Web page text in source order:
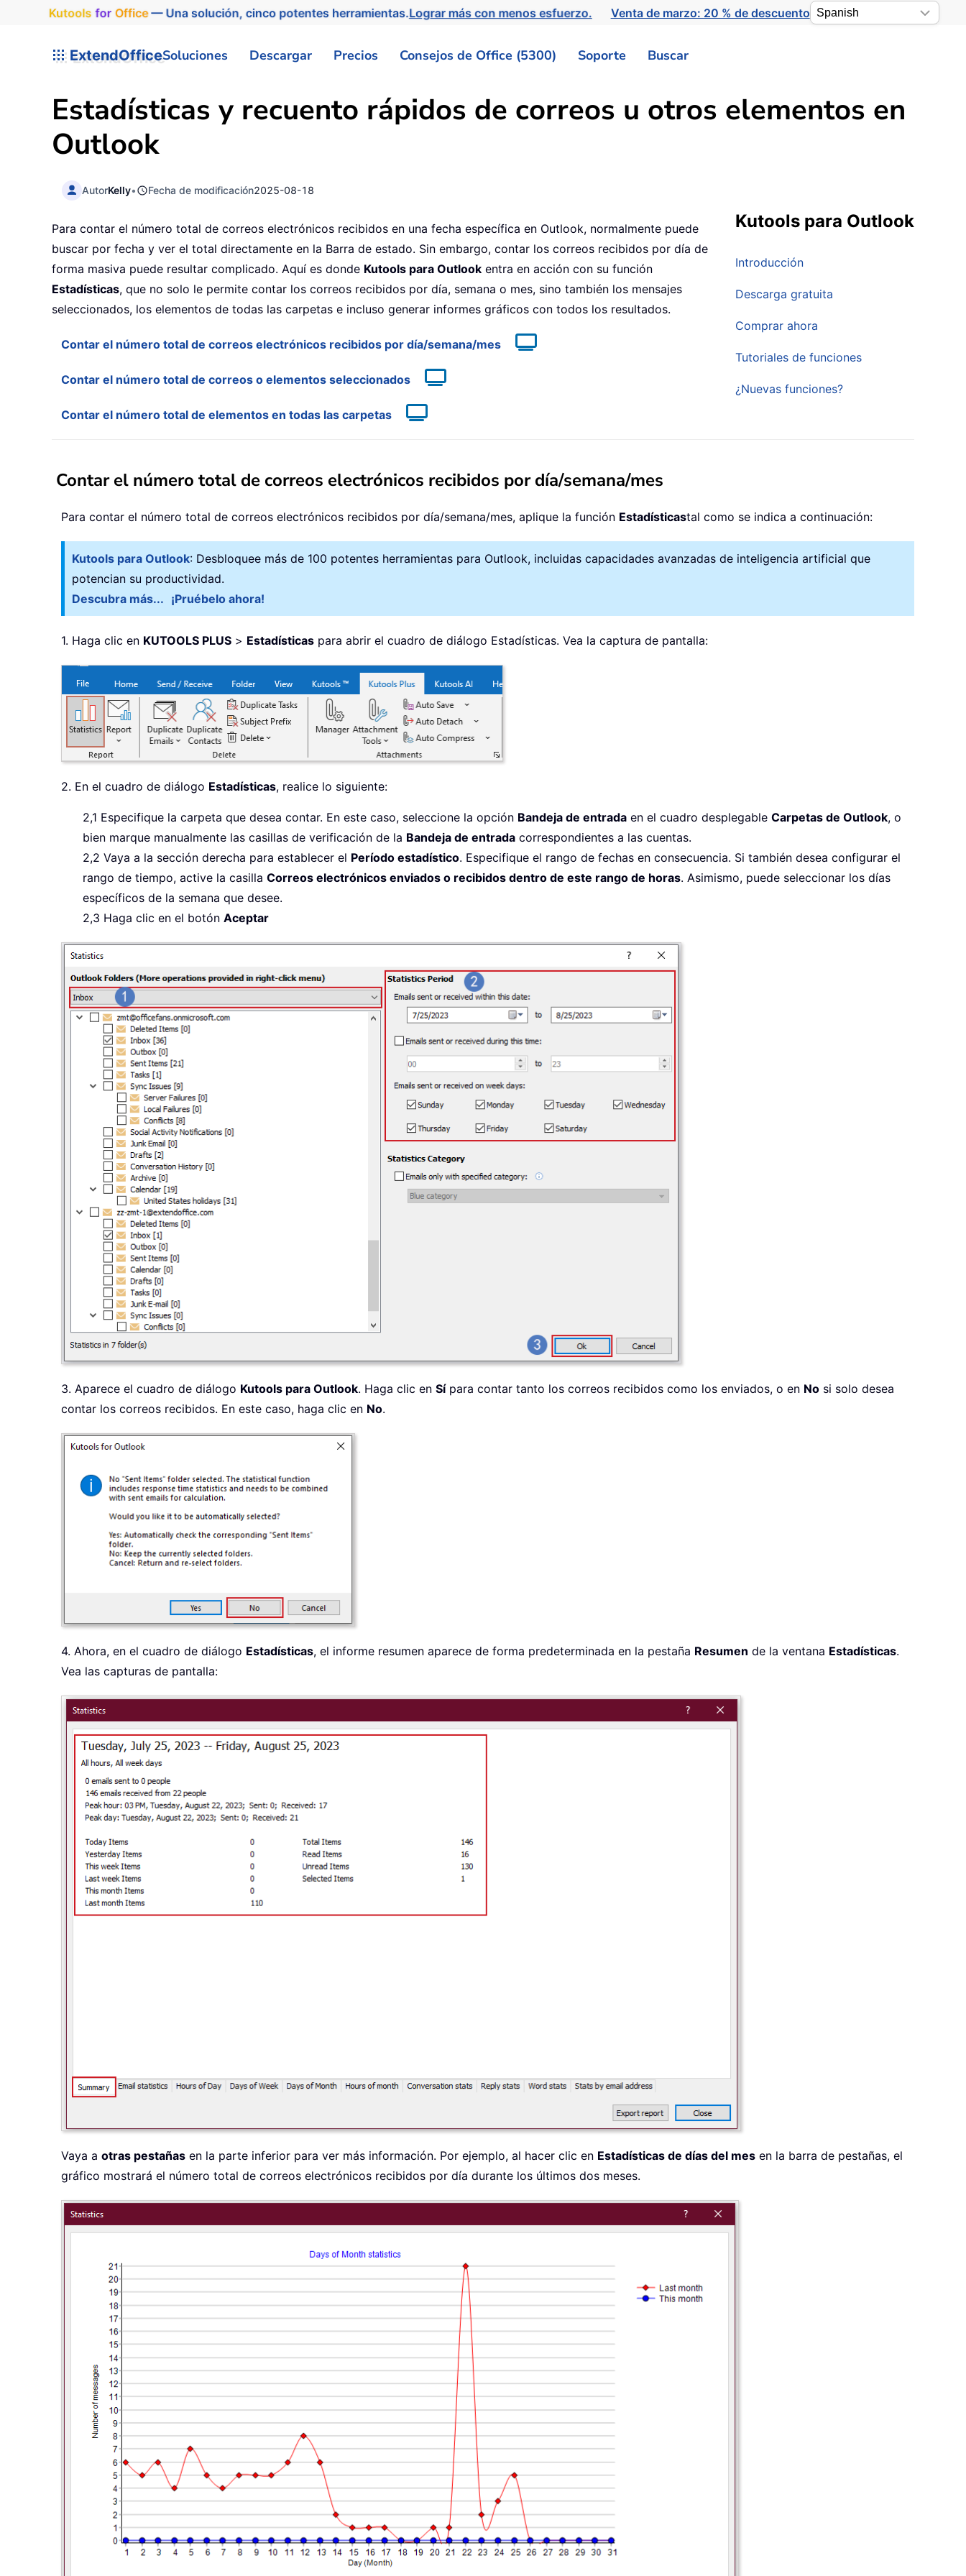
Kutools for Office— Una solución, cinco potentes herramientas.Lograr más con menos esfuerzo. Venta de marzo: 20 % de descuento
ExtendOfficeSoluciones Descargar Precios Consejos de Office (5300) Soporte Buscar
Estadísticas y recuento rápidos de correos u otros elementos en
Outlook
AutorKelly• Fecha de modificación2025-08-18
Kutools para Outlook
Introducción
Descarga gratuita
Comprar ahora
Tutoriales de funciones
¿Nuevas funciones?
Para contar el número total de correos electrónicos recibidos en una fecha específica en Outlook, normalmente puede
buscar por fecha y ver el total directamente en la Barra de estado. Sin embargo, contar los correos recibidos por día de
forma masiva puede resultar complicado. Aquí es donde Kutools para Outlook entra en acción con su función
Estadísticas, que no solo le permite contar los correos recibidos por día, semana o mes, sino también los mensajes
seleccionados, los elementos de todas las carpetas e incluso generar informes gráficos con todos los resultados.
Contar el número total de correos electrónicos recibidos por día/semana/mes
Contar el número total de correos o elementos seleccionados
Contar el número total de elementos en todas las carpetas
Contar el número total de correos electrónicos recibidos por día/semana/mes
Para contar el número total de correos electrónicos recibidos por día/semana/mes, aplique la función Estadísticastal como se indica a continuación:
Kutools para Outlook: Desbloquee más de 100 potentes herramientas para Outlook, incluidas capacidades avanzadas de inteligencia artificial que
potencian su productividad.
Descubra más... ¡Pruébelo ahora!
1. Haga clic en KUTOOLS PLUS > Estadísticas para abrir el cuadro de diálogo Estadísticas. Vea la captura de pantalla:
2. En el cuadro de diálogo Estadísticas, realice lo siguiente:
2,1 Especifique la carpeta que desea contar. En este caso, seleccione la opción Bandeja de entrada en el cuadro desplegable Carpetas de Outlook, o
bien marque manualmente las casillas de verificación de la Bandeja de entrada correspondientes a las cuentas.
2,2 Vaya a la sección derecha para establecer el Período estadístico. Especifique el rango de fechas en consecuencia. Si también desea configurar el
rango de tiempo, active la casilla Correos electrónicos enviados o recibidos dentro de este rango de horas. Asimismo, puede seleccionar los días
específicos de la semana que desee.
2,3 Haga clic en el botón Aceptar
3. Aparece el cuadro de diálogo Kutools para Outlook. Haga clic en Sípara contar tanto los correos recibidos como los enviados, o en No si solo desea
contar los correos recibidos. En este caso, haga clic en No.
4. Ahora, en el cuadro de diálogo Estadísticas, el informe resumen aparece de forma predeterminada en la pestaña Resumen de la ventana Estadísticas.
Vea las capturas de pantalla:
Vaya a otras pestañas en la parte inferior para ver más información. Por ejemplo, al hacer clic en Estadísticas de días del mes en la barra de pestañas, el
gráfico mostrará el número total de correos electrónicos recibidos por día durante los últimos dos meses.